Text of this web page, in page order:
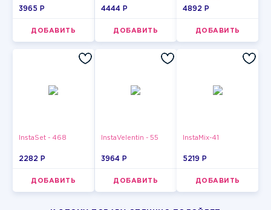
3965 P
ДОБАВИТЬ
4444 P
ДОБАВИТЬ
4892 P
ДОБАВИТЬ
InstaSet - 468
2282 P
ДОБАВИТЬ
InstaVelentin - 55
3964 P
ДОБАВИТЬ
InstaMix-41
5219 P
ДОБАВИТЬ